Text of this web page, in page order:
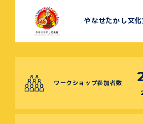
やなせたかし文
ワークショップ参加者数